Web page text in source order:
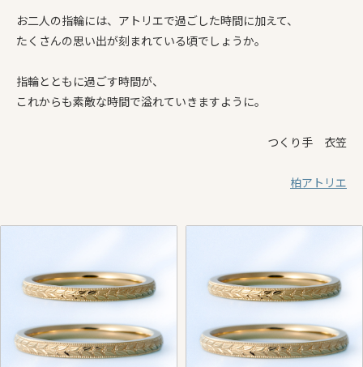
お二人の指輪には、アトリエで過ごした時間に加えて、
たくさんの思い出が刻まれている頃でしょうか。
指輪とともに過ごす時間が、
これからも素敵な時間で溢れていきますように。
つくり手 衣笠
柏アトリエ